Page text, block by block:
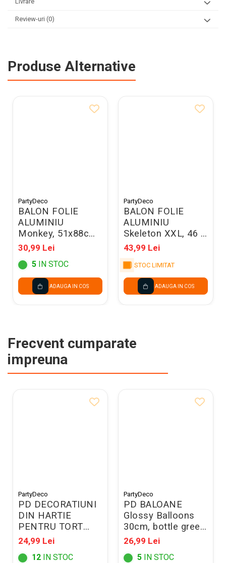
Review-uri (0)
Produse Alternative
PartyDeco
BALON FOLIE
ALUMINIU
Monkey, 51x88cm,
mix FB384
30,99 Lei
5 IN STOC
ADAUGA IN COS
PartyDeco
BALON FOLIE
ALUMINIU
Skeleton XXL, 46 X
129cm, mix FB303
43,99 Lei
STOC LIMITAT
ADAUGA IN COS
Frecvent cumparate
impreuna
PartyDeco
PD DECORATIUNI
DIN HARTIE
PENTRU TORT
Tissue paper,
23cm, mix DB7
24,99 Lei
12 IN STOC
PartyDeco
PD BALOANE
Glossy Balloons
30cm, bottle green
10/SET CHB1-
012B-10
26,99 Lei
5 IN STOC